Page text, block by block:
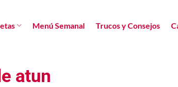
Menú Semanal Trucos y Consejos
atun